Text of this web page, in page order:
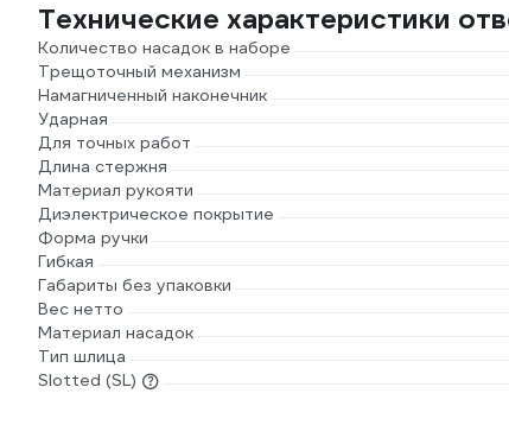
Технические характеристики
Количество насадок в наборе
Трещоточный механизм
Намагниченный наконечник
Ударная
Для точных работ
Длина стержня
Материал рукояти
Диэлектрическое покрытие
Форма ручки
Гибкая
Габариты без упаковки
Вес нетто
Материал насадок
Тип шлица
Slotted (SL)